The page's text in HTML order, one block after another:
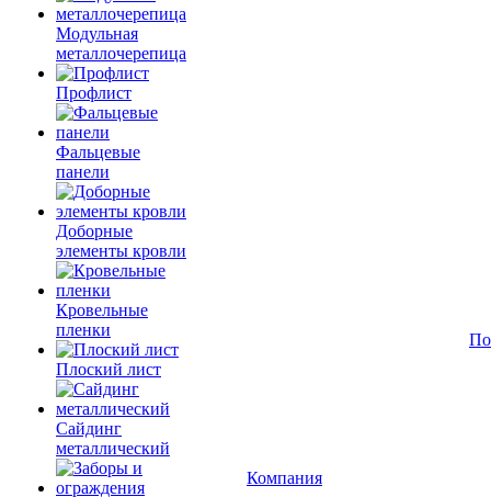
Модульная
металлочерепица
Профлист
Фальцевые
панели
Доборные
элементы кровли
Кровельные
пленки
Плоский лист
Сайдинг
металлический
Компания